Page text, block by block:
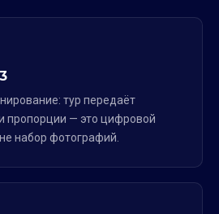
тур передаёт
пропорции — это цифровой
набор фотографий.